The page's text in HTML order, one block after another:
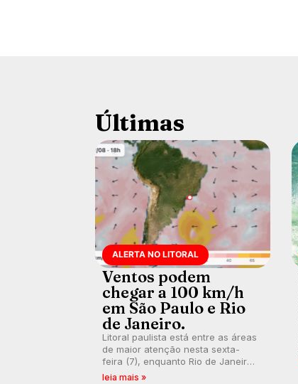
Últimas
ALERTA NO LITORAL
Ventos podem
chegar a 100 km/h
em São Paulo e Rio
de Janeiro.
Litoral paulista está entre as áreas
de maior atenção nesta sexta-
feira (7), enquanto Rio de Janeiro
também recebe alerta para ventos
leia mais »